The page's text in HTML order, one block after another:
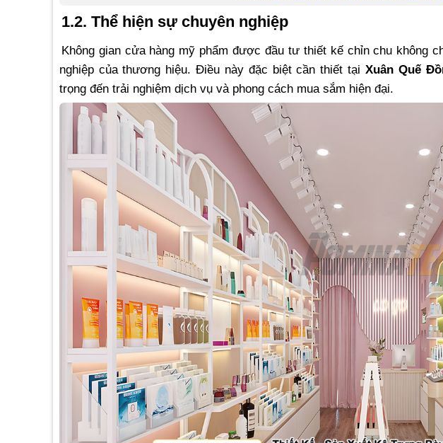
1.2. Thể hiện sự chuyên nghiệp
Không gian cửa hàng mỹ phẩm được đầu tư thiết kế chỉn chu không
nghiệp của thương hiệu. Điều này đặc biệt cần thiết tại Xuân Quế
trọng đến trải nghiệm dịch vụ và phong cách mua sắm hiện đại.